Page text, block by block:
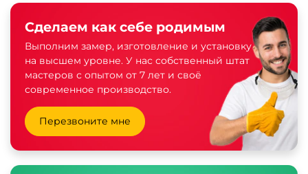
Сделаем как себе родимым
Выполним замер, изготовление и установку
на высшем уровне. У нас собственный штат
мастеров с опытом от 7 лет и своё
современное производство.
Перезвоните мне